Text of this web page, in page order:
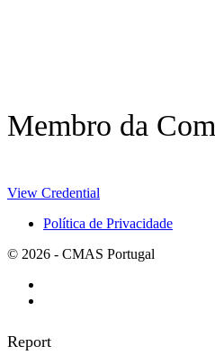
Membro da
View Credential
Política de Privacidade
© 2026 - CMAS Portugal
Report